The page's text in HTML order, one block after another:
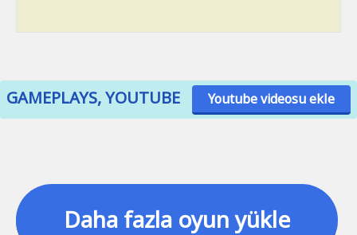
GAMEPLAYS, YOUTUBE Youtube videosu ekle
Daha fazla oyun yükle